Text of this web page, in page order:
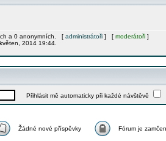
a 0 anonymních. [ administrátoři ] [ moderátoři ]
2014 19:44.
Přihlásit mě automaticky při každé návštěvě
Žádné nové příspěvky Fórum je